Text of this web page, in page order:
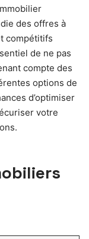
des offres à
compétitifs
de ne pas
compte des
options de
d’optimiser
votre